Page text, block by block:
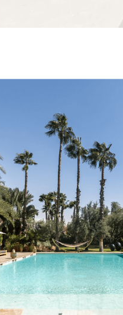
Air Conditioning
une superficie de plus
sa propre salle de bain
lits extérieurs.
d’un lit king size et